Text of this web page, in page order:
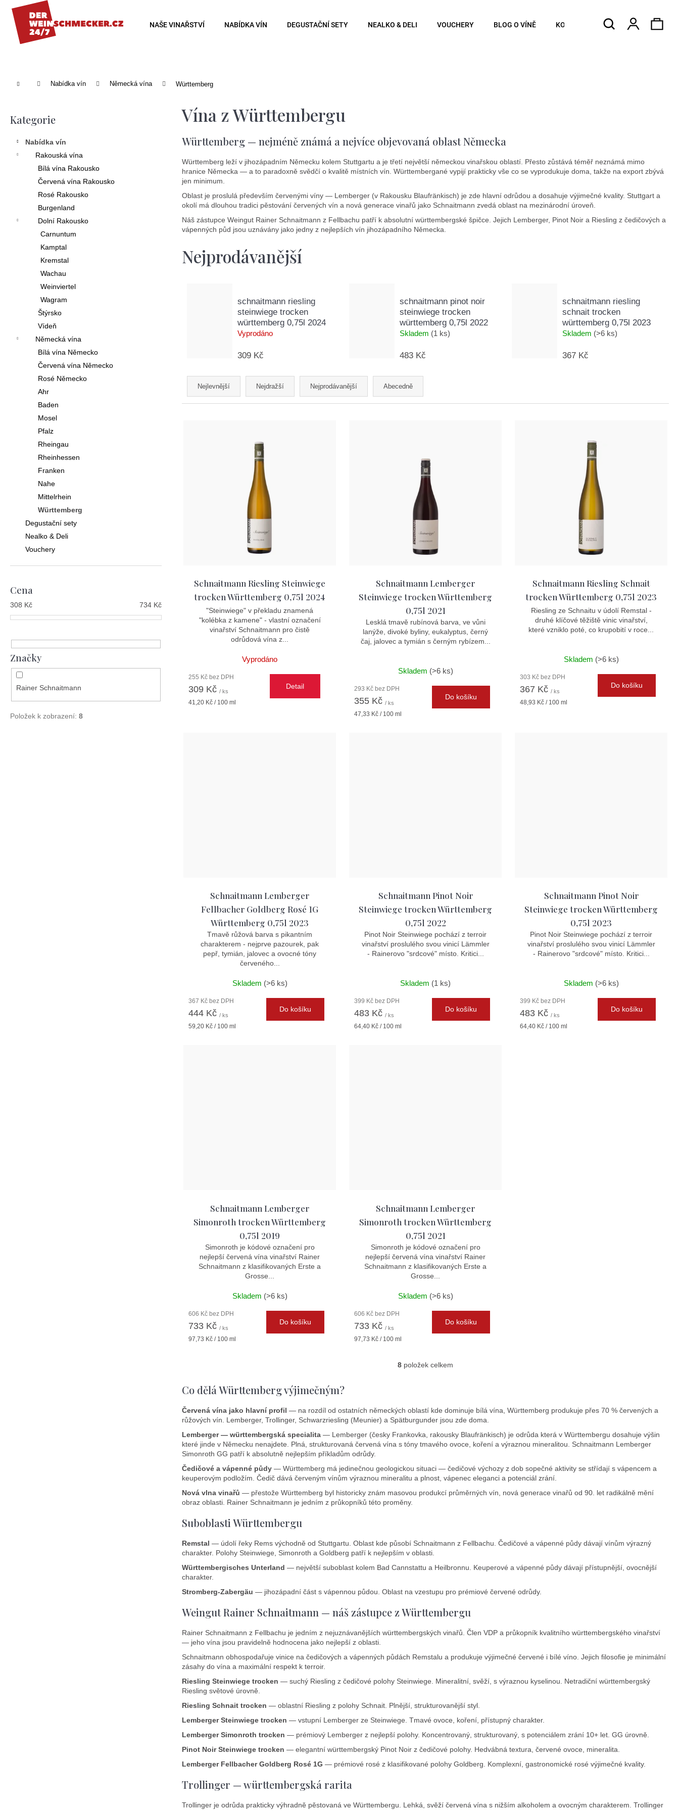
NAŠE VINAŘSTVÍ NABÍDKA VÍN DEGUSTAČNÍ SETY NEALKO & DELI VOUCHERY BLOG O VÍNĚ KONTAKTY Hledat
Domů Nabídka vín Německá vína Württemberg
Přeskočit
kategorie
Kategorie
Nabídka vín
Rakouská vína
Bílá vína Rakousko
Červená vína Rakousko
Rosé Rakousko
Burgenland
Dolní Rakousko
Carnuntum
Kamptal
Kremstal
Wachau
Weinviertel
Wagram
Štýrsko
Vídeň
Německá vína
Bílá vína Německo
Červená vína Německo
Rosé Německo
Ahr
Baden
Mosel
Pfalz
Rheingau
Rheinhessen
Franken
Nahe
Mittelrhein
Württemberg
Degustační sety
Nealko & Deli
Vouchery
Cena
308 Kč 734 Kč
Značky
Rainer Schnaitmann
Položek k zobrazení: 8
Vína z Württembergu
Württemberg — nejméně známá a nejvíce objevovaná oblast Německa
Württemberg leží v jihozápadním Německu kolem Stuttgartu a je třetí největší německou vinařskou oblastí. Přesto zůstává téměř neznámá mimo
hranice Německa — a to paradoxně svědčí o kvalitě místních vín. Württembergané vypijí prakticky vše co se vyprodukuje doma, takže na export zbývá
jen minimum.
Oblast je proslulá především červenými víny — Lemberger (v Rakousku Blaufränkisch) je zde hlavní odrůdou a dosahuje výjimečné kvality. Stuttgart a
okolí má dlouhou tradici pěstování červených vín a nová generace vinařů jako Schnaitmann zvedá oblast na mezinárodní úroveň.
Náš zástupce Weingut Rainer Schnaitmann z Fellbachu patří k absolutní württembergské špičce. Jejich Lemberger, Pinot Noir a Riesling z čedičových a
vápenných půd jsou uznávány jako jedny z nejlepších vín jihozápadního Německa.
Nejprodávanější
schnaitmann riesling
steinwiege trocken
württemberg 0,75l 2024
Vyprodáno
309 Kč
schnaitmann pinot noir
steinwiege trocken
württemberg 0,75l 2022
Skladem (1 ks)
483 Kč
schnaitmann riesling
schnait trocken
württemberg 0,75l 2023
Skladem (>6 ks)
367 Kč
Ř
a
Nejlevnější Nejdražší Nejprodávanější Abecedně
Schnaitmann Riesling Steinwiege
trocken Württemberg 0,75l 2024
"Steinwiege" v překladu znamená
"kolébka z kamene" - vlastní označení
vinařství Schnaitmann pro čistě
odrůdová vína z...
Vyprodáno
255 Kč bez DPH
309 Kč/ ks
Měrná
41,20 Kč / 100 ml
Detail
Schnaitmann Lemberger
Steinwiege trocken Württemberg
0,75l 2021
Lesklá tmavě rubínová barva, ve vůni
lanýže, divoké byliny, eukalyptus, černý
čaj, jalovec a tymián s černým rybízem...
Skladem (>6 ks)
293 Kč bez DPH
355 Kč/ ks
Měrná
47,33 Kč / 100 ml
Do košíku
Schnaitmann Riesling Schnait
trocken Württemberg 0,75l 2023
Riesling ze Schnaitu v údolí Remstal -
druhé klíčové těžiště vinic vinařství,
které vzniklo poté, co krupobití v roce...
Skladem (>6 ks)
303 Kč bez DPH
367 Kč/ ks
Měrná
48,93 Kč / 100 ml
Do košíku
Schnaitmann Lemberger
Fellbacher Goldberg Rosé 1G
Württemberg 0,75l 2023
Tmavě růžová barva s pikantním
charakterem - nejprve pazourek, pak
pepř, tymián, jalovec a ovocné tóny
červeného...
Skladem (>6 ks)
367 Kč bez DPH
444 Kč/ ks
Měrná
59,20 Kč / 100 ml
Do košíku
Schnaitmann Pinot Noir
Steinwiege trocken Württemberg
0,75l 2022
Pinot Noir Steinwiege pochází z terroir
vinařství proslulého svou vinicí Lämmler
- Rainerovo "srdcové" místo. Kritici...
Skladem (1 ks)
399 Kč bez DPH
483 Kč/ ks
Měrná
64,40 Kč / 100 ml
Do košíku
Schnaitmann Pinot Noir
Steinwiege trocken Württemberg
0,75l 2023
Pinot Noir Steinwiege pochází z terroir
vinařství proslulého svou vinicí Lämmler
- Rainerovo "srdcové" místo. Kritici...
Skladem (>6 ks)
399 Kč bez DPH
483 Kč/ ks
Měrná
64,40 Kč / 100 ml
Do košíku
Schnaitmann Lemberger
Simonroth trocken Württemberg
0,75l 2019
Simonroth je kódové označení pro
nejlepší červená vína vinařství Rainer
Schnaitmann z klasifikovaných Erste a
Grosse...
Skladem (>6 ks)
606 Kč bez DPH
733 Kč / ks
Měrná
97,73 Kč / 100 ml
Do košíku
Schnaitmann Lemberger
Simonroth trocken Württemberg
0,75l 2021
Simonroth je kódové označení pro
nejlepší červená vína vinařství Rainer
Schnaitmann z klasifikovaných Erste a
Grosse...
Skladem (>6 ks)
606 Kč bez DPH
733 Kč / ks
Měrná
97,73 Kč / 100 ml
Do košíku
O
d
a
c
í
r
v
k
i
s
u
8 položek celkem
Co dělá Württemberg výjimečným?
Červená vína jako hlavní profil — na rozdíl od ostatních německých oblastí kde dominuje bílá vína, Württemberg produkuje přes 70 % červených a
růžových vín. Lemberger, Trollinger, Schwarzriesling (Meunier) a Spätburgunder jsou zde doma.
Lemberger — württembergská specialita — Lemberger (česky Frankovka, rakousky Blaufränkisch) je odrůda která v Württembergu dosahuje výšin
které jinde v Německu nenajdete. Plná, strukturovaná červená vína s tóny tmavého ovoce, koření a výraznou mineralitou. Schnaitmann Lemberger
Simonroth GG patří k absolutně nejlepším příkladům odrůdy.
Čedičové a vápenné půdy — Württemberg má jedinečnou geologickou situaci — čedičové výchozy z dob sopečné aktivity se střídají s vápencem a
keuperovým podložím. Čedič dává červeným vínům výraznou mineralitu a plnost, vápenec eleganci a potenciál zrání.
Nová vlna vinařů — přestože Württemberg byl historicky znám masovou produkcí průměrných vín, nová generace vinařů od 90. let radikálně mění
obraz oblasti. Rainer Schnaitmann je jedním z průkopníků této proměny.
Suboblasti Württembergu
Remstal — údolí řeky Rems východně od Stuttgartu. Oblast kde působí Schnaitmann z Fellbachu. Čedičové a vápenné půdy dávají vínům výrazný
charakter. Polohy Steinwiege, Simonroth a Goldberg patří k nejlepším v oblasti.
Württembergisches Unterland — největší suboblast kolem Bad Cannstattu a Heilbronnu. Keuperové a vápenné půdy dávají přístupnější, ovocnější
charakter.
Stromberg-Zabergäu — jihozápadní část s vápennou půdou. Oblast na vzestupu pro prémiové červené odrůdy.
Weingut Rainer Schnaitmann — náš zástupce z Württembergu
Rainer Schnaitmann z Fellbachu je jedním z nejuznávanějších württembergských vinařů. Člen VDP a průkopník kvalitního württembergského vinařství
— jeho vína jsou pravidelně hodnocena jako nejlepší z oblasti.
Schnaitmann obhospodařuje vinice na čedičových a vápenných půdách Remstalu a produkuje výjimečné červené i bílé víno. Jejich filosofie je minimální
zásahy do vína a maximální respekt k terroir.
Riesling Steinwiege trocken — suchý Riesling z čedičové polohy Steinwiege. Mineralitní, svěží, s výraznou kyselinou. Netradiční württembergský
Riesling světové úrovně.
Riesling Schnait trocken — oblastní Riesling z polohy Schnait. Plnější, strukturovanější styl.
Lemberger Steinwiege trocken — vstupní Lemberger ze Steinwiege. Tmavé ovoce, koření, přístupný charakter.
Lemberger Simonroth trocken — prémiový Lemberger z nejlepší polohy. Koncentrovaný, strukturovaný, s potenciálem zrání 10+ let. GG úrovně.
Pinot Noir Steinwiege trocken — elegantní württembergský Pinot Noir z čedičové polohy. Hedvábná textura, červené ovoce, mineralita.
Lemberger Fellbacher Goldberg Rosé 1G — prémiové rosé z klasifikované polohy Goldberg. Komplexní, gastronomické rosé výjimečné kvality.
Trollinger — württembergská rarita
Trollinger je odrůda prakticky výhradně pěstovaná ve Württembergu. Lehká, svěží červená vína s nižším alkoholem a ovocným charakterem. Trollinger
Zpět
do
Zpět
do
Doporučujeme